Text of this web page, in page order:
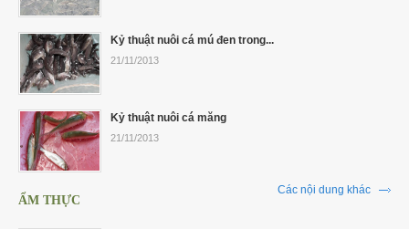
Kỷ thuật nuôi cá mú đen trong...
21/11/2013
Kỷ thuật nuôi cá măng
21/11/2013
Các nội dung khác
ẨM THỰC